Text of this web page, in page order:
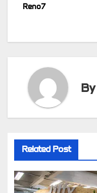
Reno7
By
Related Post